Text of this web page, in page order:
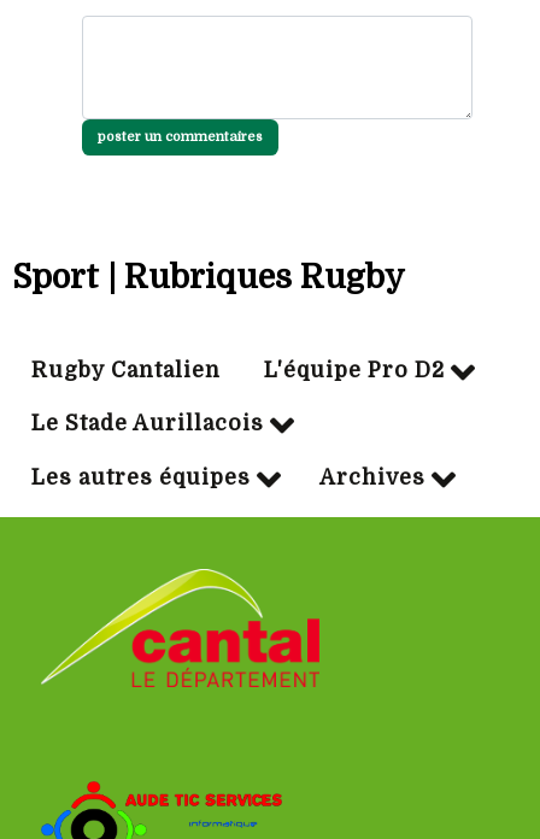
poster un commentaires
Sport | Rubriques Rugby
Rugby Cantalien L'équipe Pro D2
Le Stade Aurillacois
Les autres équipes Archives